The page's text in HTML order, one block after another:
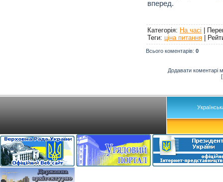
вперед.
Категорія: На часі |
Теги: ціна питання |
Всього коментарів: 0
Додавати коментарі